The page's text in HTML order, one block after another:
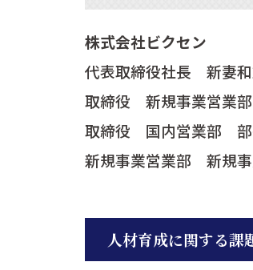
株式会社ビクセン
代表取締役社長 新妻
取締役 新規事業営業
取締役 国内営業部
新規事業営業部 新規
人材育成に関する課